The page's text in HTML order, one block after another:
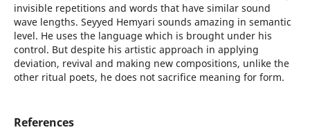
invisible repetitions and words that have similar sound
wave lengths. Seyyed Hemyari sounds amazing in semantic
level. He uses the language which is brought under his
control. But despite his artistic approach in applying
deviation, revival and making new compositions, unlike the
other ritual poets, he does not sacrifice meaning for form.
References